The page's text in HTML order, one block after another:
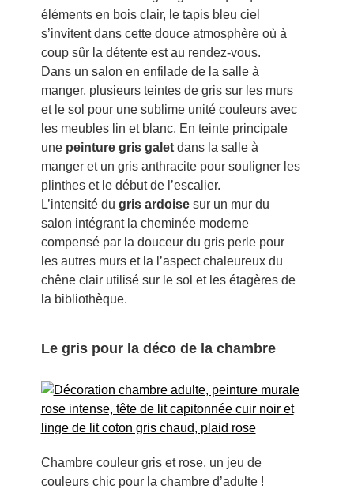
éléments en bois clair, le tapis bleu ciel
s’invitent dans cette douce atmosphère où à
coup sûr la détente est au rendez-vous.
Dans un salon en enfilade de la salle à
manger, plusieurs teintes de gris sur les murs
et le sol pour une sublime unité couleurs avec
les meubles lin et blanc. En teinte principale
une peinture gris galetdans la salle à
manger et un gris anthracite pour souligner les
plinthes et le début de l’escalier.
L’intensité du gris ardoisesur un mur du
salon intégrant la cheminée moderne
compensé par la douceur du gris perle pour
les autres murs et la l’aspect chaleureux du
chêne clair utilisé sur le sol et les étagères de
la bibliothèque.
Le gris pour la déco de la chambre
Chambre couleur gris et rose, un jeu de
couleurs chic pour la chambre d’adulte !